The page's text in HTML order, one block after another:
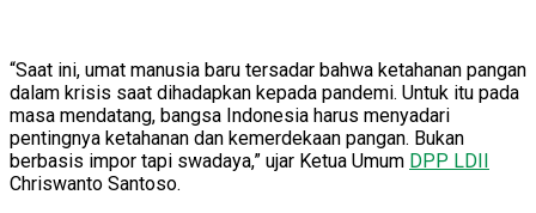
“Saat ini, umat manusia baru tersadar bahwa ketahanan pangan
dalam krisis saat dihadapkan kepada pandemi. Untuk itu pada
masa mendatang, bangsa Indonesia harus menyadari
pentingnya ketahanan dan kemerdekaan pangan. Bukan
berbasis impor tapi swadaya,” ujar Ketua Umum DPP LDII
Chriswanto Santoso.